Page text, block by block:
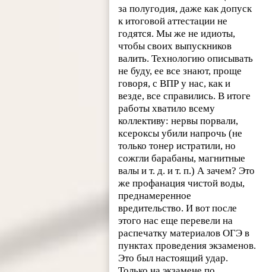
за полугодия, даже как допуск
к итоговой аттестации не
годятся. Мы же не идиоты,
чтобы своих выпускников
валить. Технологию описывать
не буду, ее все знают, проще
говоря, с ВПР у нас, как и
везде, все справились. В итоге
работы хватило всему
коллективу: нервы порвали,
ксероксы убили напрочь (не
только тонер истратили, но
сожгли барабаны, магнитные
валы и т. д. и т. п.) А зачем? Это
же профанация чистой воды,
преднамеренное
вредительство. И вот после
этого нас еще перевели на
распечатку материалов ОГЭ в
пунктах проведения экзаменов.
Это был настоящий удар.